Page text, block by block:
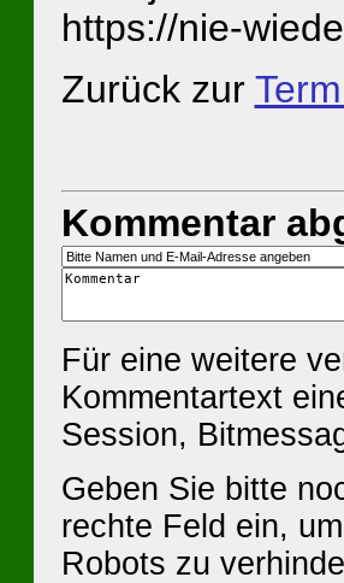
https://nie-
Zurück zur
Kommentar
Für eine weitere
Kommentartext
Session,
Geben Sie bitte
rechte Feld ein,
Robots zu